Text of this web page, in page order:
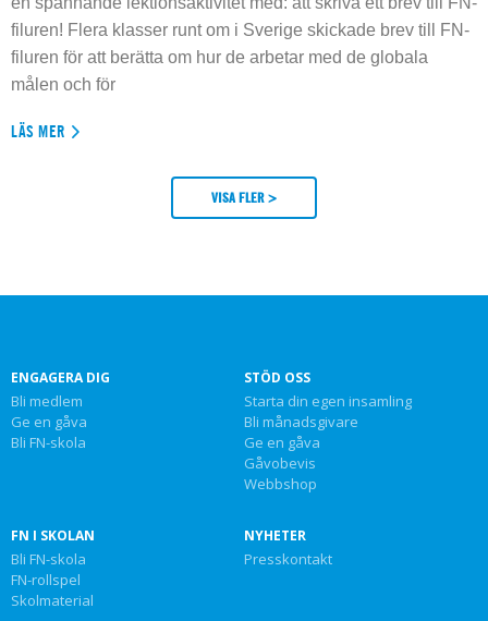
filuren! Flera klasser runt om i Sverige skickade brev till FN-
filuren för att berätta om hur de arbetar med de globala
målen och för
LÄS MER
VISA FLER >
ENGAGERA DIG
Bli medlem
Ge en gåva
Bli FN-skola
STÖD OSS
Starta din egen insamling
Bli månadsgivare
Ge en gåva
Gåvobevis
Webbshop
FN I SKOLAN
Bli FN-skola
FN-rollspel
Skolmaterial
NYHETER
Presskontakt